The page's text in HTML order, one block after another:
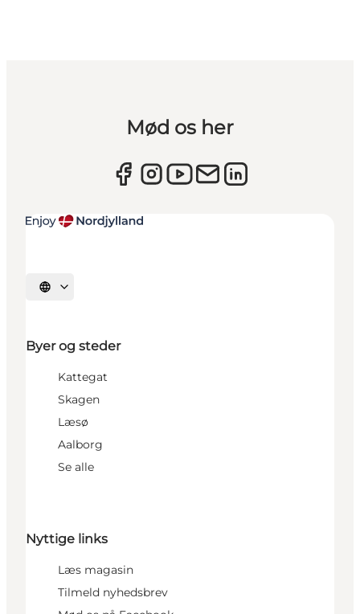
Mød os her
Vælg sprog
Byer og steder
Kattegat
Skagen
Læsø
Aalborg
Se alle
Nyttige links
Læs magasin
Tilmeld nyhedsbrev